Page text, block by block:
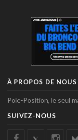
À PROPOS DE NOUS
Pole-Position, le seul
SUIVEZ-NOUS